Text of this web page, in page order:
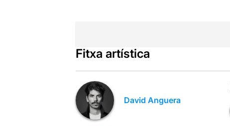
Fitxa artística
David Anguera